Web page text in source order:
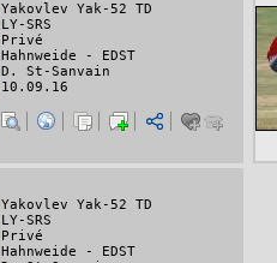
Yakovlev Yak-52 TD
LY-SRS
Privé
Hahnweide - EDST
D. St-Sanvain
10.09.16
Yakovlev Yak-52 TD
LY-SRS
Privé
Hahnweide - EDST